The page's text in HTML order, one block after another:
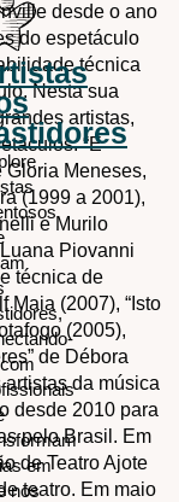
em
nos
desde o ano
do espetáculo
técnica
Nesta sua
artistas,
“E
Gloria Meneses,
(1999 a 2001),
e Murilo
Piovanni
técnica de
Maia (2007), “Isto
(2005),
de Débora
da música
desde 2010 para
pelo Brasil. Em
de Teatro Ajote
teatro. Em maio